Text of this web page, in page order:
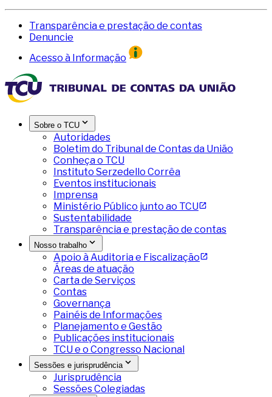
Transparência e prestação de contas
Denuncie
Acesso à Informação
Sobre o TCU
Autoridades
Boletim do Tribunal de Contas da União
Conheça o TCU
Instituto Serzedello Corrêa
Eventos institucionais
Imprensa
Ministério Público junto ao TCU
Sustentabilidade
Transparência e prestação de contas
Nosso trabalho
Apoio à Auditoria e Fiscalização
Áreas de atuação
Carta de Serviços
Contas
Governança
Painéis de Informações
Planejamento e Gestão
Publicações institucionais
TCU e o Congresso Nacional
Sessões e jurisprudência
Jurisprudência
Sessões Colegiadas